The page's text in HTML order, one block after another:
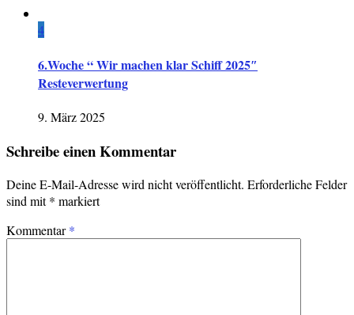
4
6.Woche “ Wir machen klar Schiff 2025″
Resteverwertung
9. März 2025
Schreibe einen Kommentar
Deine E-Mail-Adresse wird nicht veröffentlicht. Erforderliche Felder
sind mit* markiert
Kommentar*